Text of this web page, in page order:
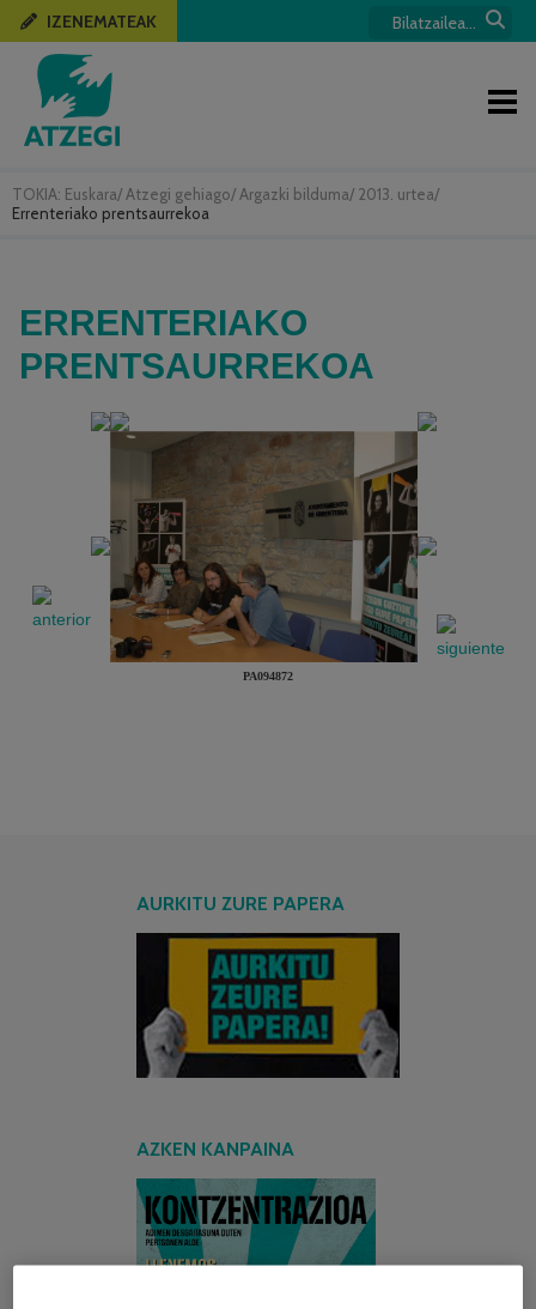
TOKIA: Euskara/ Atzegi gehiago/ Argazki bilduma/ 2013. urtea/
Errenteriako prentsaurrekoa
IZENEMATEAK
ERRENTERIAKO
PRENTSAURREKOA
PA094872
AURKITU ZURE PAPERA
AZKEN KANPAINA